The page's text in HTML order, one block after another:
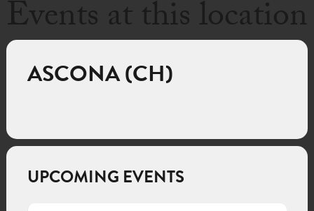
Events at this location
ASCONA (CH)
UPCOMING EVENTS